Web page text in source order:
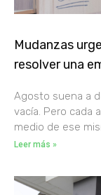
Mudanzas
resolver una
Agosto suena a
vacía. Pero cada
medio de ese
Leer más »